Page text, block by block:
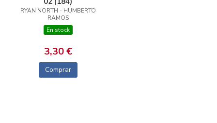
RYAN NORTH - HUMBERTO
RAMOS
En stock
3,30 €
Comprar